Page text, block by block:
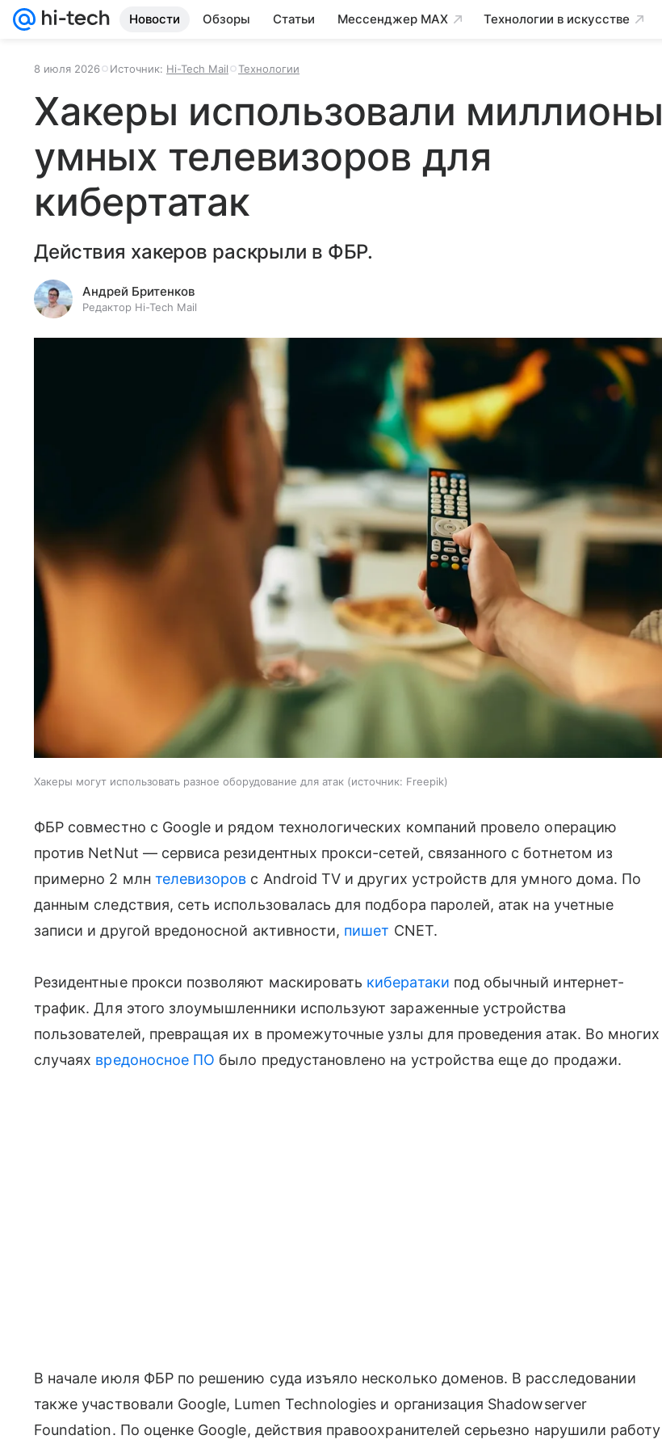
Новости Обзоры Статьи Мессенджер MAX Технологии в искусстве
8 июля 2026 Источник: Hi-Tech Mail Технологии
Хакеры использовали миллионы
умных телевизоров для
кибертатак
Действия хакеров раскрыли в ФБР.
Андрей Бритенков
Редактор Hi-Tech Mail
Хакеры могут использовать разное оборудование для атак источник: Freepik
ФБР совместно с Google и рядом технологических компаний провело операцию
против NetNut — сервиса резидентных прокси-сетей, связанного с ботнетом из
примерно 2 млн телевизоров с Android TV и других устройств для умного дома. По
данным следствия, сеть использовалась для подбора паролей, атак на учетные
записи и другой вредоносной активности, пишет CNET.
Резидентные прокси позволяют маскировать кибератаки под обычный интернет-
трафик. Для этого злоумышленники используют зараженные устройства
пользователей, превращая их в промежуточные узлы для проведения атак. Во многих
случаях вредоносное ПО было предустановлено на устройства еще до продажи.
В начале июля ФБР по решению суда изъяло несколько доменов. В расследовании
также участвовали Google, Lumen Technologies и организация Shadowserver
Foundation. По оценке Google, действия правоохранителей серьезно нарушили работу